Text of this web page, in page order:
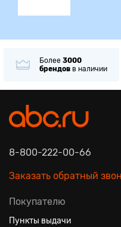
30 днейна
возврат товара
8-800-222-00-66
Заказать обратный
Покупателю
Пункты выдачи